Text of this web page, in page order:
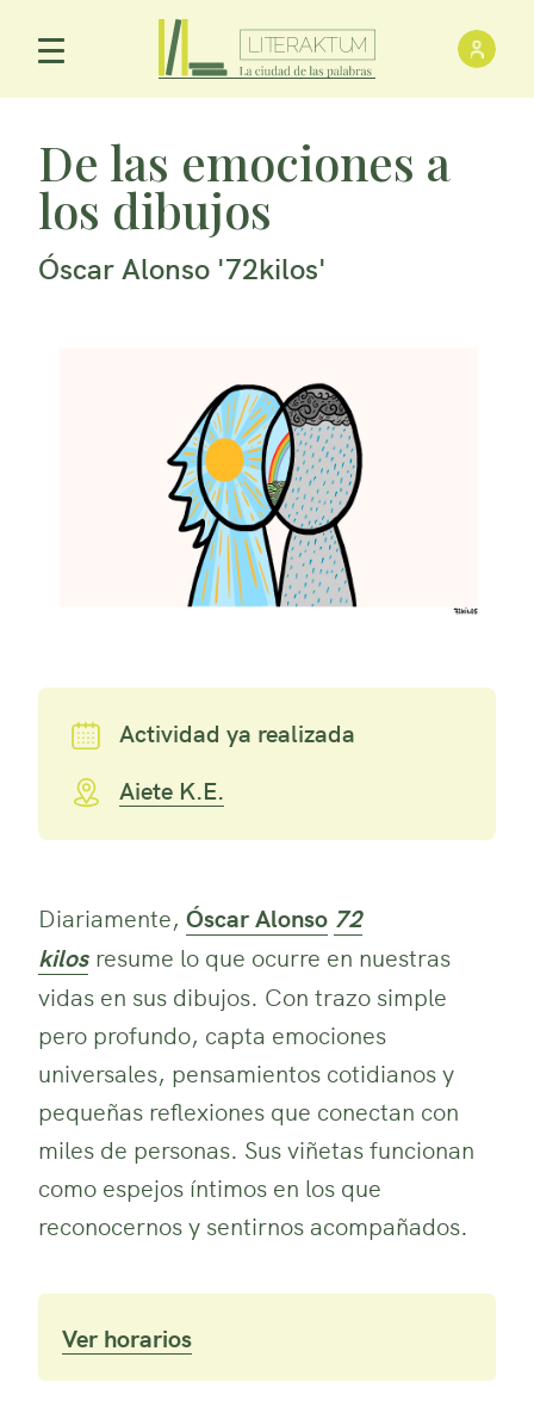
Menú Principal
De las emociones a
los dibujos
Óscar Alonso '72kilos'
Actividad ya realizada
Aiete K.E.
Diariamente, Óscar Alonso 72
kilosresume lo que ocurre en nuestras
vidas en sus dibujos. Con trazo simple
pero profundo, capta emociones
universales, pensamientos cotidianos y
pequeñas reflexiones que conectan con
miles de personas. Sus viñetas funcionan
como espejos íntimos en los que
reconocernos y sentirnos acompañados.
Ver horarios